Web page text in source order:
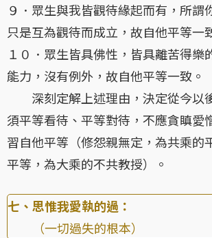
９．眾生與我皆觀待緣起而有，所謂
只是互為觀待而成立，故自他平等一
１０．眾生皆具佛性，皆具離苦得樂
能力，沒有例外，故自他平等一致。
深刻定解上述理由，決定從今以
須平等看待、平等對待，不應貪瞋愛
習自他平等（修怨親無定，為共乘的
平等，為大乘的不共教授）。
七、思惟我愛執的過：
（一切過失的根本）